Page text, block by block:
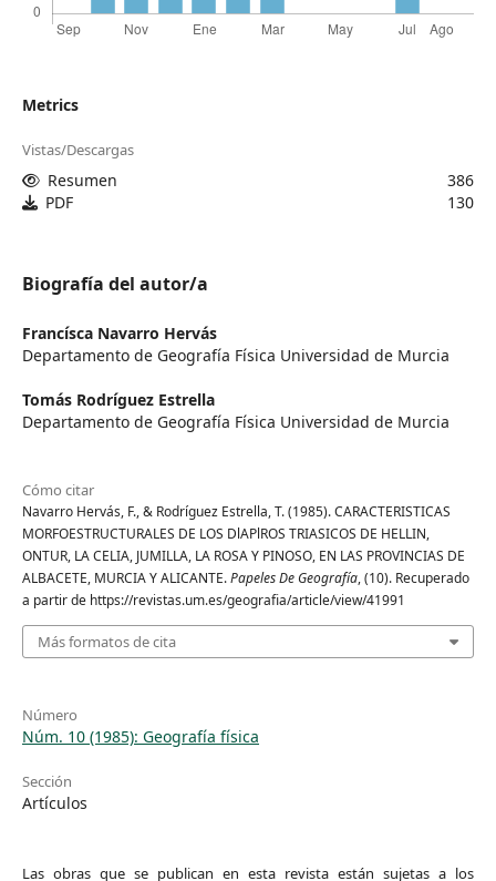
Metrics
Vistas/Descargas
Resumen
386
PDF
130
Biografía del autor/a
Francísca Navarro Hervás
Departamento de Geografía Física Universidad de Murcia
Tomás Rodríguez Estrella
Departamento de Geografía Física Universidad de Murcia
Cómo citar
Navarro Hervás, F., & Rodríguez Estrella, T. (1985). CARACTERISTICAS
MORFOESTRUCTURALES DE LOS DlAPlROS TRIASICOS DE HELLIN,
ONTUR, LA CELIA, JUMILLA, LA ROSA Y PINOSO, EN LAS PROVINCIAS DE
ALBACETE, MURCIA Y ALICANTE.Papeles De Geografía, (10). Recuperado
a partir de https://revistas.um.es/geografia/article/view/41991
Más formatos de cita
Número
Núm. 10 (1985): Geografía física
Sección
Artículos
Las obras que se publican en esta revista están sujetas a los